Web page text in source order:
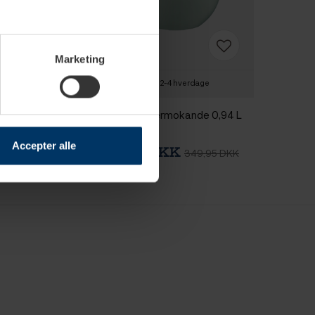
Marketing
Accepter alle
1 L Mat
2-4 hverdage
Alfi Kugle Termokande 0,94 L
Silt Green
249,95 DKK 349,95 DKK